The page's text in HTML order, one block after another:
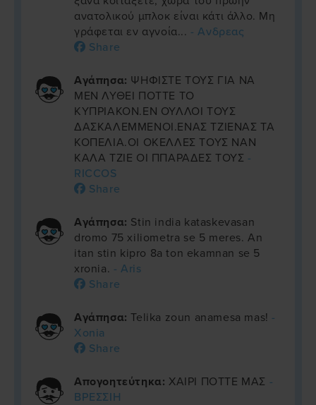
ανατολικού μπλοκ είναι κάτι άλλο. Μη
γράφεται εν αγνοία... - Ανδρεας
Share
Αγάπησα: ΨΗΦΙΣΤΕ ΤΟΥΣ ΓΙΑ ΝΑ
ΜΕΝ ΛΥΘΕΙ ΠΟΤΤΕ ΤΟ
ΚΥΠΡΙΑΚΟΝ.ΕΝ ΟΥΛΛΟΙ ΤΟΥΣ
ΔΑΣΚΑΛΕΜΜΕΝΟΙ.ΕΝΑΣ ΤΖΙΕΝΑΣ ΤΑ
ΚΟΠΕΛΙΑ.ΟΙ ΟΚΕΛΛΕΣ ΤΟΥΣ ΝΑΝ
ΚΑΛΑ ΤΖΙΕ ΟΙ ΠΠΑΡΑΔΕΣ ΤΟΥΣ -
RICCOS
Share
Αγάπησα: Stin india kataskevasan
dromo 75 xiliometra se 5 meres. An
itan stin kipro 8a ton ekamnan se 5
xronia. - Aris
Share
Αγάπησα: Telika zoun anamesa mas! -
Xonia
Share
Απογοητεύτηκα: ΧΑΙΡΙ ΠΟΤΤΕ ΜΑΣ -
ΒΡΕΣΣΙΗ